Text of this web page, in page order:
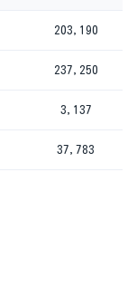
203,190
237,250
3,137
37,783